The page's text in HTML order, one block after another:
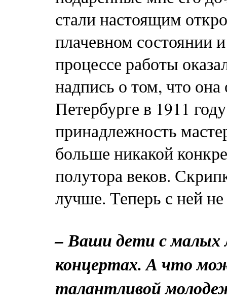
стали настоящим
плачевном состоянии
процессе работы
надпись о том, что
Петербурге в 1911
принадлежность
больше ­никакой
полутора веков.
лучше. Теперь с ней
– Ваши дети с малых
концертах. А что
талантливой